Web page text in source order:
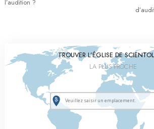
l’audition ?
TROUVER L’ÉGLISE DE
LA PLUS PROCHE